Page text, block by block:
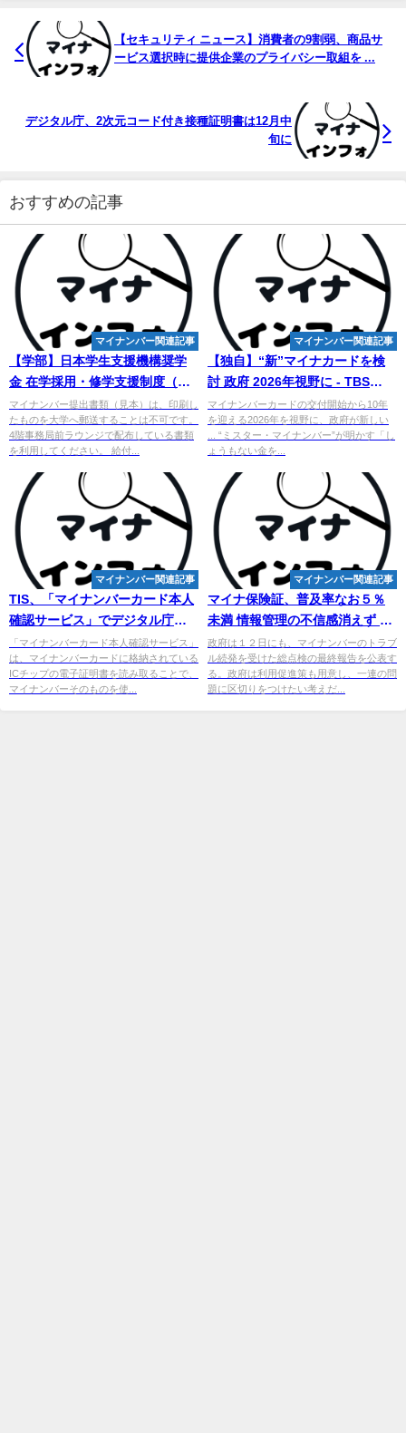
【セキュリティ ニュース】消費者の9割弱、商品サ
ービス選択時に提供企業のプライバシー取組を ...
デジタル庁、2次元コード付き接種証明書は12月中
旬に
おすすめの記事
マイナンバー関連記事
【学部】日本学生支援機構奨学
金 在学採用・修学支援制度（授
業料減免）について（2024年度
二次）
マイナンバー提出書類（見本）は、印刷し
たものを大学へ郵送することは不可です。
4階事務局前ラウンジで配布している書類
を利用してください。 給付...
マイナンバー関連記事
【独自】“新”マイナカードを検
討 政府 2026年視野に - TBS
NEWS DIG
マイナンバーカードの交付開始から10年
を迎える2026年を視野に、政府が新しい
... “ミスター・マイナンバー”が明かす「し
ょうもない金を...
マイナンバー関連記事
TIS、「マイナンバーカード本人
確認サービス」でデジタル庁が
提供する「デジタル認証アプ
リ」を ...
「マイナンバーカード本人確認サービス」
は、マイナンバーカードに格納されている
ICチップの電子証明書を読み取ることで、
マイナンバーそのものを使...
マイナンバー関連記事
マイナ保険証、普及率なお５％
未満 情報管理の不信感消えず 来
年の保険証廃止は大丈夫？
政府は１２日にも、マイナンバーのトラブ
ル続発を受けた総点検の最終報告を公表す
る。政府は利用促進策も用意し、一連の問
題に区切りをつけたい考えだ...